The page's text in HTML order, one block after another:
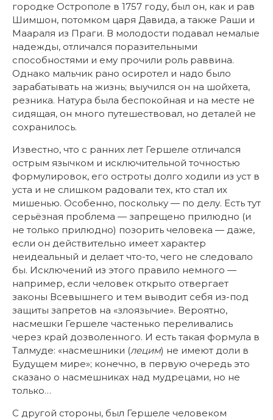
городке Острополе в 1757 году, был он, как и рав
Шимшон, потомком царя Давида, а также Раши и
Маараля из Праги. В молодости подавал немалые
надежды, отличался поразительными
способностями и ему прочили роль раввина.
Однако мальчик рано осиротел и надо было
зарабатывать на жизнь; выучился он на шойхета,
резника. Натура была беспокойная и на месте не
сидящая, он много путешествовал, но деталей не
сохранилось.
Известно, что с ранних лет Гершеле отличался
острым язычком и исключительной точностью
формулировок, его остроты долго ходили из уст в
уста и не слишком радовали тех, кто стал их
мишенью. Особенно, поскольку — по делу. Есть тут
серьёзная проблема — запрещено прилюдно (и
не только прилюдно) позорить человека — даже,
если он действительно имеет характер
неидеальный и делает что-то, чего не следовало
бы. Исключений из этого правило немного —
например, если человек открыто отвергает
законы Всевышнего и тем выводит себя из-под
защиты запретов на «злоязычие». Вероятно,
насмешки Гершеле частенько переливались
через край дозволенного. И есть такая формула в
Талмуде: «насмешники (лецим) не имеют доли в
Будущем мире»; конечно, в первую очередь это
сказано о насмешниках над мудрецами, но не
только…
С другой стороны, был Гершеле человеком